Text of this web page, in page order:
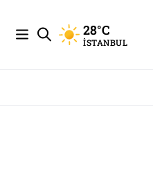
28°C
İSTANBUL